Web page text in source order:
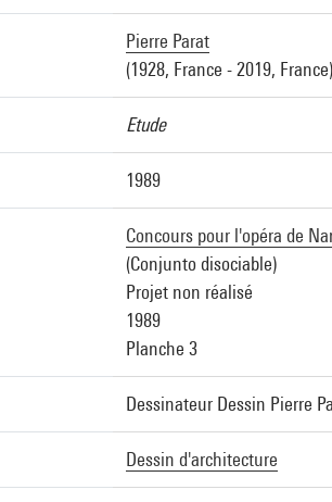
Pierre Parat
(1928, France - 2019, France)
Etude
1989
Concours pour l'opéra de
(Conjunto disociable)
Projet non réalisé
1989
Planche 3
Dessinateur Dessin Pierre
Dessin d'architecture